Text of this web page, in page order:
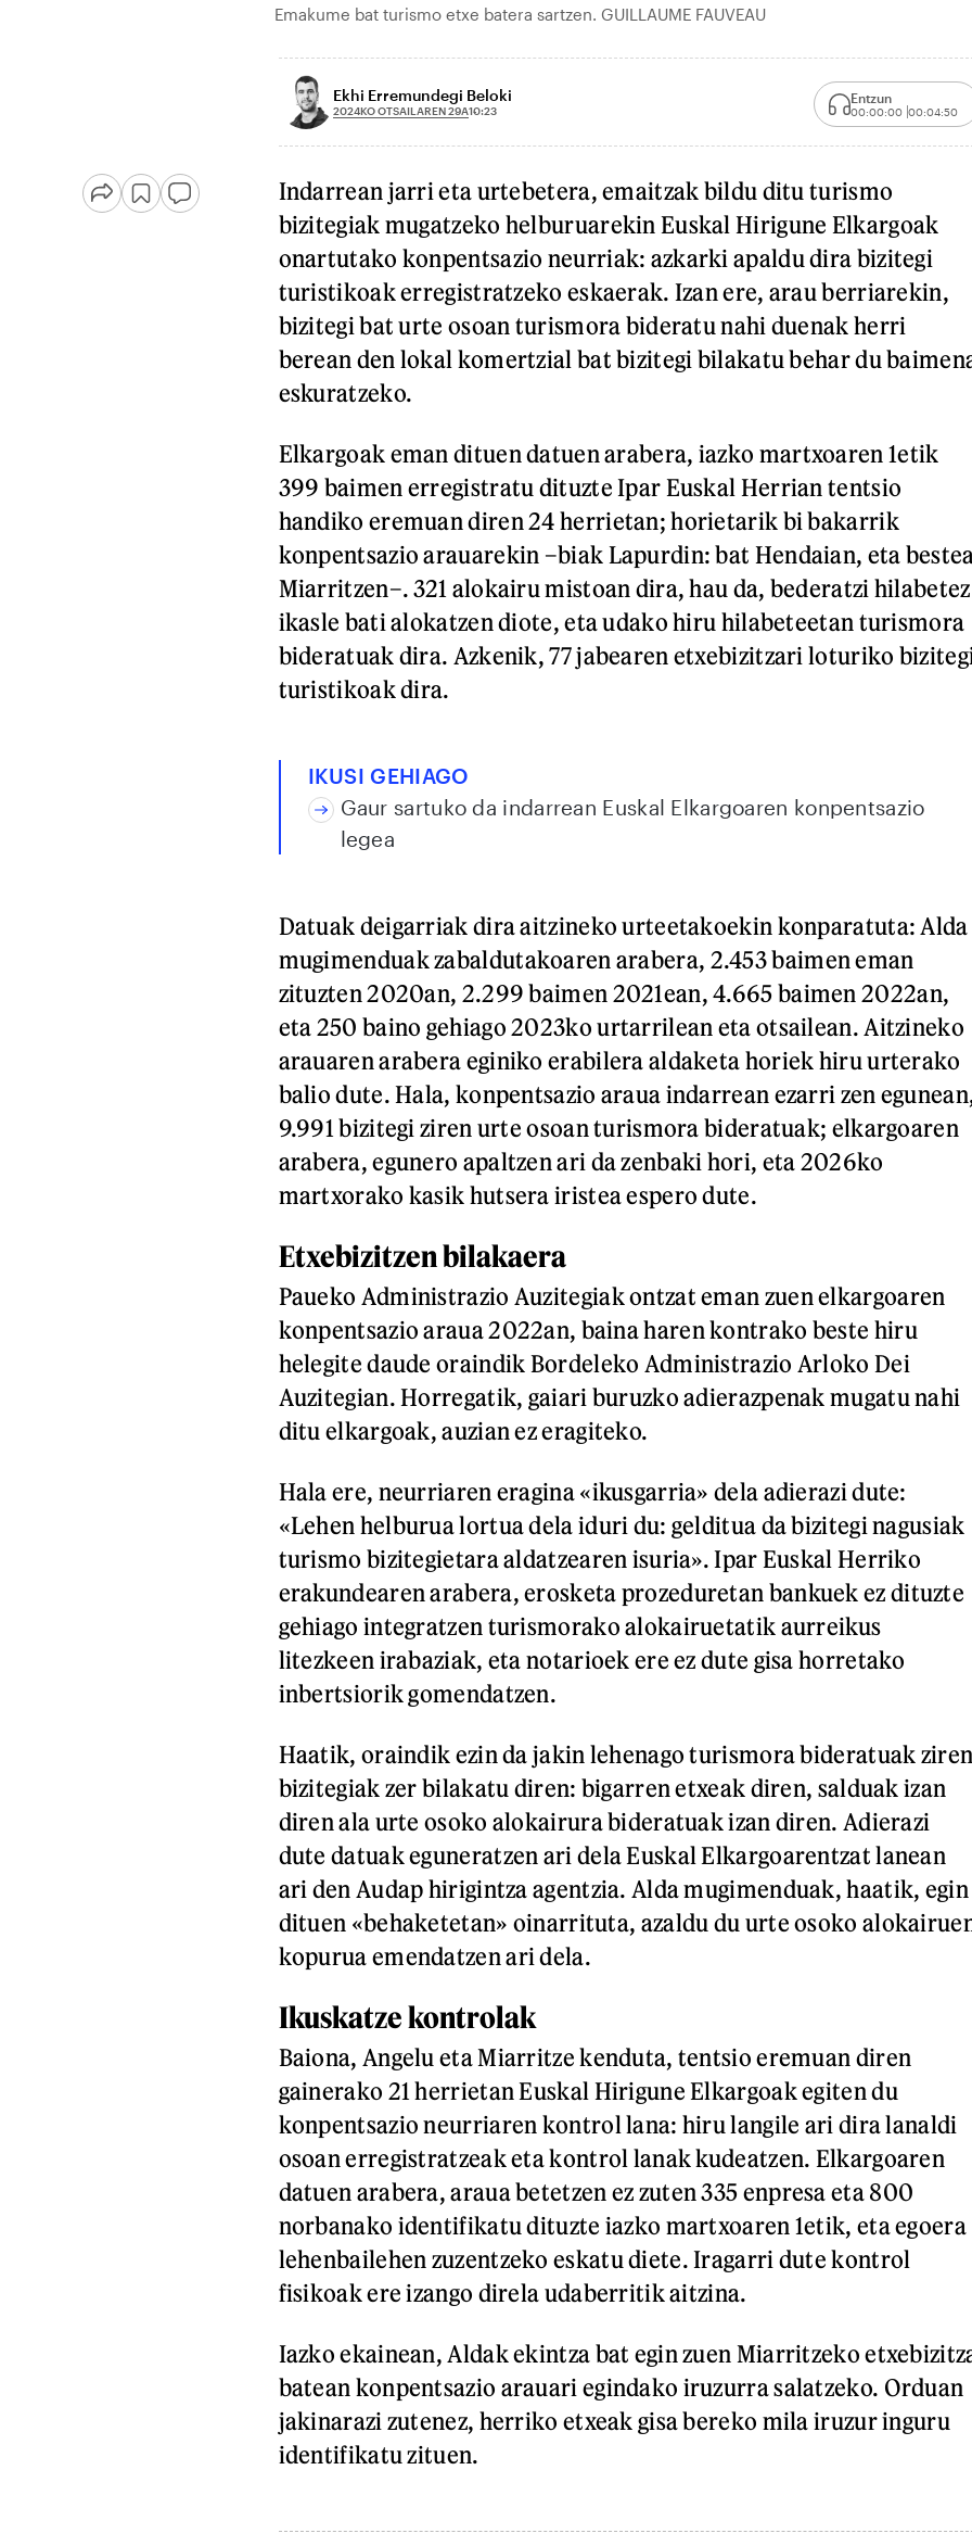
Emakume bat turismo etxe batera sartzen. GUILLAUME FAUVEAU
Ekhi Erremundegi Beloki
2024KO OTSAILAREN 29A10:23
Entzun
00:00:00 00:04:50
Indarrean jarri eta urtebetera, emaitzak bildu ditu turismo
bizitegiak mugatzeko helburuarekin Euskal Hirigune Elkargoak
onartutako konpentsazio neurriak: azkarki apaldu dira bizitegi
turistikoak erregistratzeko eskaerak. Izan ere, arau berriarekin,
bizitegi bat urte osoan turismora bideratu nahi duenak herri
berean den lokal komertzial bat bizitegi bilakatu behar du
eskuratzeko.
Elkargoak eman dituen datuen arabera, iazko martxoaren 1etik
399 baimen erregistratu dituzte Ipar Euskal Herrian tentsio
handiko eremuan diren 24 herrietan; horietarik bi bakarrik
konpentsazio arauarekin –biak Lapurdin: bat Hendaian, eta
Miarritzen–. 321 alokairu mistoan dira, hau da, bederatzi hilabetez
ikasle bati alokatzen diote, eta udako hiru hilabeteetan turismora
bideratuak dira. Azkenik, 77 jabearen etxebizitzari loturiko
turistikoak dira.
IKUSI GEHIAGO
Gaur sartuko da indarrean Euskal Elkargoaren konpentsazio
legea
Datuak deigarriak dira aitzineko urteetakoekin konparatuta: Alda
mugimenduak zabaldutakoaren arabera, 2.453 baimen eman
zituzten 2020an, 2.299 baimen 2021ean, 4.665 baimen 2022an,
eta 250 baino gehiago 2023ko urtarrilean eta otsailean. Aitzineko
arauaren arabera eginiko erabilera aldaketa horiek hiru urterako
balio dute. Hala, konpentsazio araua indarrean ezarri zen
9.991 bizitegi ziren urte osoan turismora bideratuak; elkargoaren
arabera, egunero apaltzen ari da zenbaki hori, eta 2026ko
martxorako kasik hutsera iristea espero dute.
Etxebizitzen bilakaera
Paueko Administrazio Auzitegiak ontzat eman zuen elkargoaren
konpentsazio araua 2022an, baina haren kontrako beste hiru
helegite daude oraindik Bordeleko Administrazio Arloko Dei
Auzitegian. Horregatik, gaiari buruzko adierazpenak mugatu nahi
ditu elkargoak, auzian ez eragiteko.
Hala ere, neurriaren eragina «ikusgarria» dela adierazi dute:
«Lehen helburua lortua dela iduri du: gelditua da bizitegi nagusiak
turismo bizitegietara aldatzearen isuria». Ipar Euskal Herriko
erakundearen arabera, erosketa prozeduretan bankuek ez dituzte
gehiago integratzen turismorako alokairuetatik aurreikus
litezkeen irabaziak, eta notarioek ere ez dute gisa horretako
inbertsiorik gomendatzen.
Haatik, oraindik ezin da jakin lehenago turismora bideratuak
bizitegiak zer bilakatu diren: bigarren etxeak diren, salduak izan
diren ala urte osoko alokairura bideratuak izan diren. Adierazi
dute datuak eguneratzen ari dela Euskal Elkargoarentzat lanean
ari den Audap hirigintza agentzia. Alda mugimenduak, haatik, egin
dituen «behaketetan» oinarrituta, azaldu du urte osoko
kopurua emendatzen ari dela.
Ikuskatze kontrolak
Baiona, Angelu eta Miarritze kenduta, tentsio eremuan diren
gainerako 21 herrietan Euskal Hirigune Elkargoak egiten du
konpentsazio neurriaren kontrol lana: hiru langile ari dira lanaldi
osoan erregistratzeak eta kontrol lanak kudeatzen. Elkargoaren
datuen arabera, araua betetzen ez zuten 335 enpresa eta 800
norbanako identifikatu dituzte iazko martxoaren 1etik, eta egoera
lehenbailehen zuzentzeko eskatu diete. Iragarri dute kontrol
fisikoak ere izango direla udaberritik aitzina.
Iazko ekainean, Aldak ekintza bat egin zuen Miarritzeko
batean konpentsazio arauari egindako iruzurra salatzeko. Orduan
jakinarazi zutenez, herriko etxeak gisa bereko mila iruzur inguru
identifikatu zituen.